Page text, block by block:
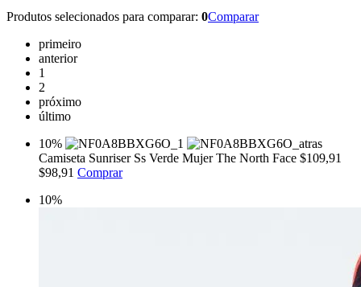
Produtos selecionados para comparar: 0Comparar
primeiro
anterior
1
2
próximo
último
10%
Camiseta Sunriser Ss Verde Mujer The North Face $109,91
$98,91 Comprar
10%